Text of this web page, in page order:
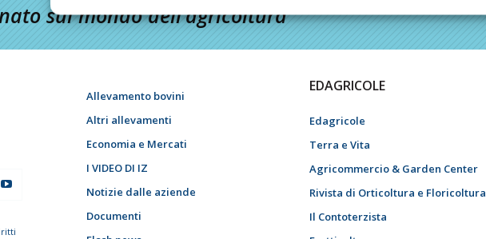
sul mondo dell’agricoltura
Allevamento bovini
Altri allevamenti
Economia e Mercati
I VIDEO DI IZ
Notizie dalle aziende
Documenti
EDAGRICOLE
Edagricole
Terra e Vita
Agricommercio & Garden Center
Rivista di Orticoltura e Floricoltura
Il Contoterzista